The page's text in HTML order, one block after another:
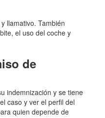
llamativo. También
el uso del coche y
de
indemnización y se tiene
caso y ver el perfil del
quien depende de